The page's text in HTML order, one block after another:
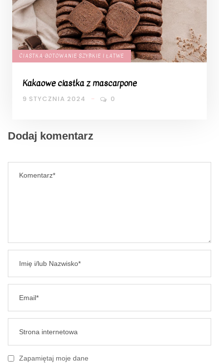
CIASTKA ,GOTOWANIE,SZYBKIE I ŁATWE
Kakaowe ciastka z mascarpone
9 STYCZNIA 2024 0
Dodaj komentarz
Zapamiętaj moje dane